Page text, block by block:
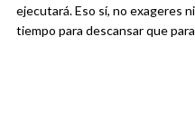
ejecutará. Eso sí, no exageres
tiempo para descansar que